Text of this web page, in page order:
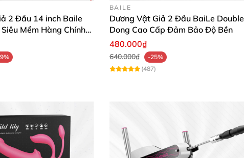
2 Đầu 14 inch Baile
Mềm Hàng Chính
BAILE
Dương Vật Giả 2 Đầu BaiLe Double
Dong Cao Cấp Đảm Bảo Độ Bền
480.000₫
640.000₫
-25%
(487)